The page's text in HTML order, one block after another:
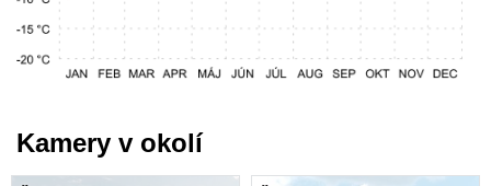
Kamery v okolí